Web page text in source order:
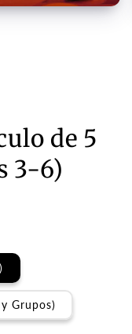
de 5
3-6)
Grupos)